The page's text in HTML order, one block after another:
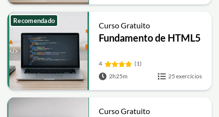
Curso Gratuito
Fundamento de HTML5
4
(1)
2h25m
25 exercícios
Recomendado
Curso Gratuito